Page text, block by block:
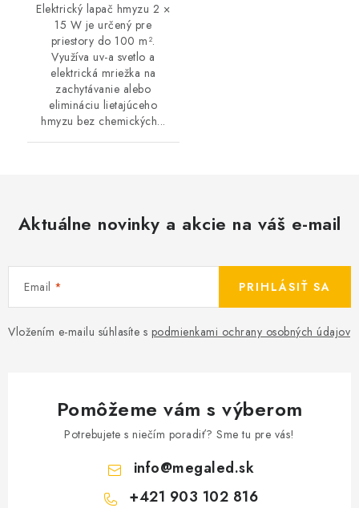
Elektrický lapač hmyzu 2 ×
15 W je určený pre
priestory do 100 m².
Využíva uv-a svetlo a
elektrická mriežka na
zachytávanie alebo
elimináciu lietajúceho
hmyzu bez chemických...
Aktuálne novinky a akcie na váš e-mail
Email
Vložením e-mailu súhlasíte s podmienkami ochrany osobných údajov
PRIHLÁSIŤ SA
Pomôžeme vám s výberom
Potrebujete s niečím poradiť? Sme tu pre vás!
info@megaled.sk
+421 903 102 816